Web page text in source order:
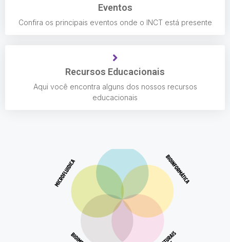
Eventos
Confira os principais eventos onde o INCT está presente
Recursos Educacionais
Aqui você encontra alguns dos nossos recursos
educacionais